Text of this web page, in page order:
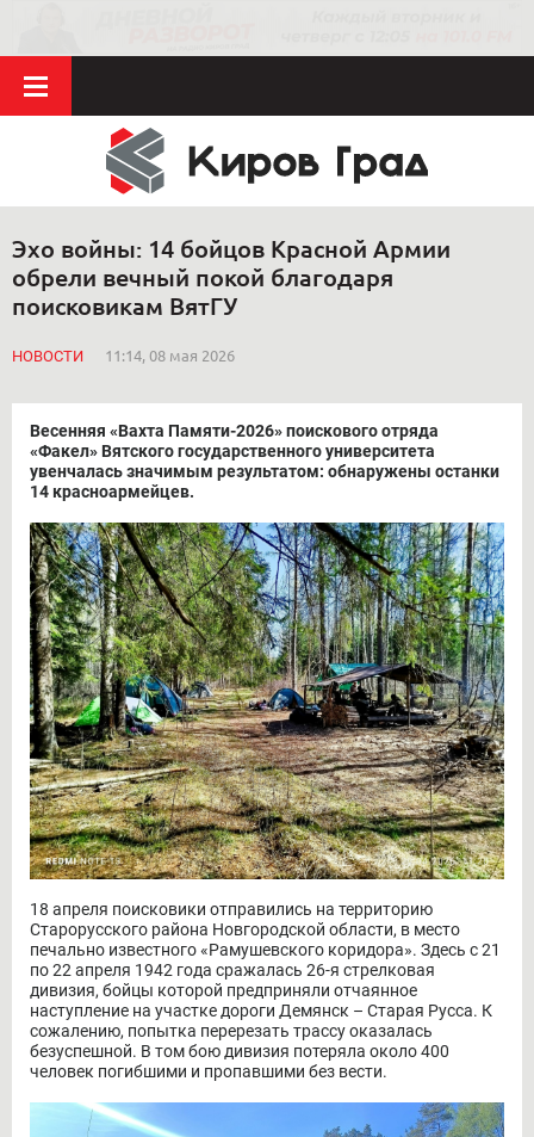
Эхо войны: 14 бойцов Красной Армии
обрели вечный покой благодаря
поисковикам ВятГУ
НОВОСТИ 11:14, 08 мая 2026
Весенняя «Вахта Памяти-2026» поискового отряда
«Факел» Вятского государственного университета
увенчалась значимым результатом: обнаружены останки
14 красноармейцев.
18 апреля поисковики отправились на территорию
Старорусского района Новгородской области, в место
печально известного «Рамушевского коридора». Здесь с 21
по 22 апреля 1942 года сражалась 26-я стрелковая
дивизия, бойцы которой предприняли отчаянное
наступление на участке дороги Демянск – Старая Русса. К
сожалению, попытка перерезать трассу оказалась
безуспешной. В том бою дивизия потеряла около 400
человек погибшими и пропавшими без вести.